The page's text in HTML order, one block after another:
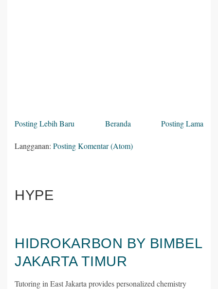
Posting Lebih Baru Posting Lama
Beranda
Langganan: Posting Komentar (Atom)
HYPE
HIDROKARBON BY BIMBEL
JAKARTA TIMUR
Tutoring in East Jakarta provides personalized chemistry